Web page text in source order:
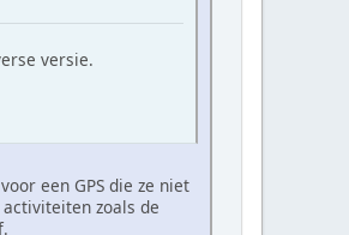
versie.
een GPS die ze niet
zoals de